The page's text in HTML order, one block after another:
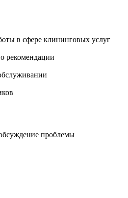
в сфере клининговых услуг
рекомендации
проблемы